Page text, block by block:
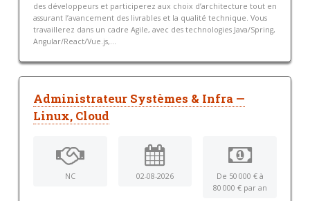
des développeurs et participerez aux choix d’architecture tout en
assurant l’avancement des livrables et la qualité technique. Vous
travaillerez dans un cadre Agile, avec des technologies Java/Spring,
Angular/React/Vue.js,...
Administrateur Systèmes & Infra —
Linux, Cloud
NC 02-08-2026
De 50 000 € à
80 000 € par an